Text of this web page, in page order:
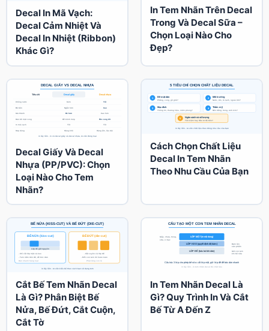
Decal In Mã Vạch:
Decal Cảm Nhiệt Và
Decal In Nhiệt (Ribbon)
Khác Gì?
In Tem Nhãn Trên Decal
Trong Và Decal Sữa –
Chọn Loại Nào Cho
Đẹp?
Decal Giấy Và Decal
Nhựa (PP/PVC): Chọn
Loại Nào Cho Tem
Nhãn?
Cách Chọn Chất Liệu
Decal In Tem Nhãn
Theo Nhu Cầu Của Bạn
Cắt Bế Tem Nhãn Decal
Là Gì? Phân Biệt Bế
Nửa, Bế Đứt, Cắt Cuộn,
Cắt Tờ
In Tem Nhãn Decal Là
Gì? Quy Trình In Và Cắt
Bế Từ A Đến Z